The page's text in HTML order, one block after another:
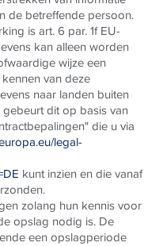
de betreffende persoon.
is art. 6 par. 1f EU-
kan alleen worden
wijze een
van deze
naar landen buiten
dit op basis van
die u via
legal-
kunt inzien en die vanaf
zolang hun kennis voor
opslag nodig is. De
een opslagperiode